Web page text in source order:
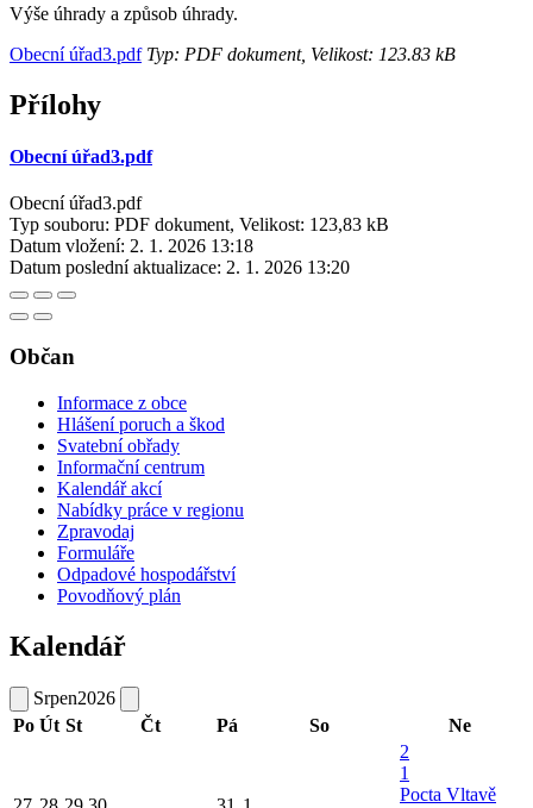
Výše úhrady a způsob úhrady.
Obecní úřad3.pdfTyp: PDF dokument, Velikost: 123.83 kB
Přílohy
Obecní úřad3.pdf
Obecní úřad3.pdf
Typ souboru: PDF dokument, Velikost: 123,83 kB
Datum vložení: 2. 1. 2026 13:18
Datum poslední aktualizace: 2. 1. 2026 13:20
Občan
Informace z obce
Hlášení poruch a škod
Svatební obřady
Informační centrum
Kalendář akcí
Nabídky práce v regionu
Zpravodaj
Formuláře
Odpadové hospodářství
Povodňový plán
Kalendář
Srpen2026
Po Út St Čt Pá So Ne
2
1
Pocta Vltavě